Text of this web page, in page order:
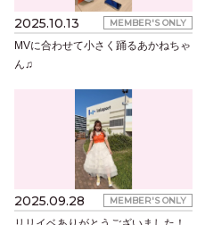
2025.10.13 MEMBER'S ONLY
MVに合わせて小さく踊るあかねちゃ
ん♫
2025.09.28 MEMBER'S ONLY